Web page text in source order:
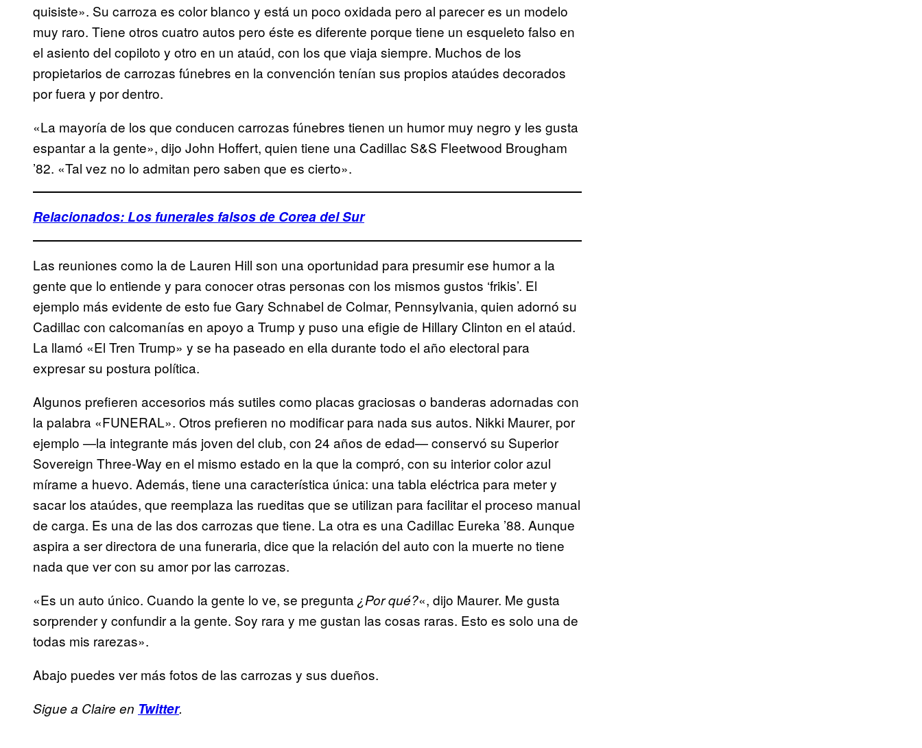
quisiste». Su carroza es color blanco y está un poco oxidada pero al parecer es un modelo
muy raro. Tiene otros cuatro autos pero éste es diferente porque tiene un esqueleto falso en
el asiento del copiloto y otro en un ataúd, con los que viaja siempre. Muchos de los
propietarios de carrozas fúnebres en la convención tenían sus propios ataúdes decorados
por fuera y por dentro.
«La mayoría de los que conducen carrozas fúnebres tienen un humor muy negro y les gusta
espantar a la gente», dijo John Hoffert, quien tiene una Cadillac S&S Fleetwood Brougham
’82. «Tal vez no lo admitan pero saben que es cierto».
Relacionados: Los funerales falsos de Corea del Sur
Las reuniones como la de Lauren Hill son una oportunidad para presumir ese humor a la
gente que lo entiende y para conocer otras personas con los mismos gustos ‘frikis’. El
ejemplo más evidente de esto fue Gary Schnabel de Colmar, Pennsylvania, quien adornó su
Cadillac con calcomanías en apoyo a Trump y puso una efigie de Hillary Clinton en el ataúd.
La llamó «El Tren Trump» y se ha paseado en ella durante todo el año electoral para
expresar su postura política.
Algunos prefieren accesorios más sutiles como placas graciosas o banderas adornadas con
la palabra «FUNERAL». Otros prefieren no modificar para nada sus autos. Nikki Maurer, por
ejemplo —la integrante más joven del club, con 24 años de edad— conservó su Superior
Sovereign Three-Way en el mismo estado en la que la compró, con su interior color azul
mírame a huevo. Además, tiene una característica única: una tabla eléctrica para meter y
sacar los ataúdes, que reemplaza las rueditas que se utilizan para facilitar el proceso manual
de carga. Es una de las dos carrozas que tiene. La otra es una Cadillac Eureka ’88. Aunque
aspira a ser directora de una funeraria, dice que la relación del auto con la muerte no tiene
nada que ver con su amor por las carrozas.
«Es un auto único. Cuando la gente lo ve, se pregunta ¿Por qué?«, dijo Maurer. Me gusta
sorprender y confundir a la gente. Soy rara y me gustan las cosas raras. Esto es solo una de
todas mis rarezas».
Abajo puedes ver más fotos de las carrozas y sus dueños.
Sigue a Claire en Twitter.